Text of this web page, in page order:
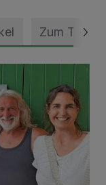
Zum Thema
gewürdigt